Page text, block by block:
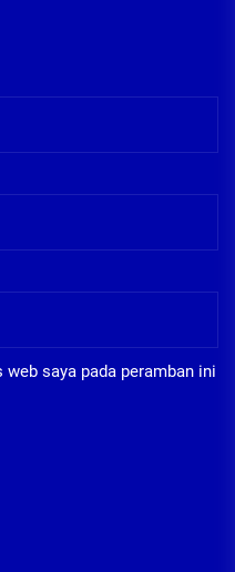
saya pada peramban ini